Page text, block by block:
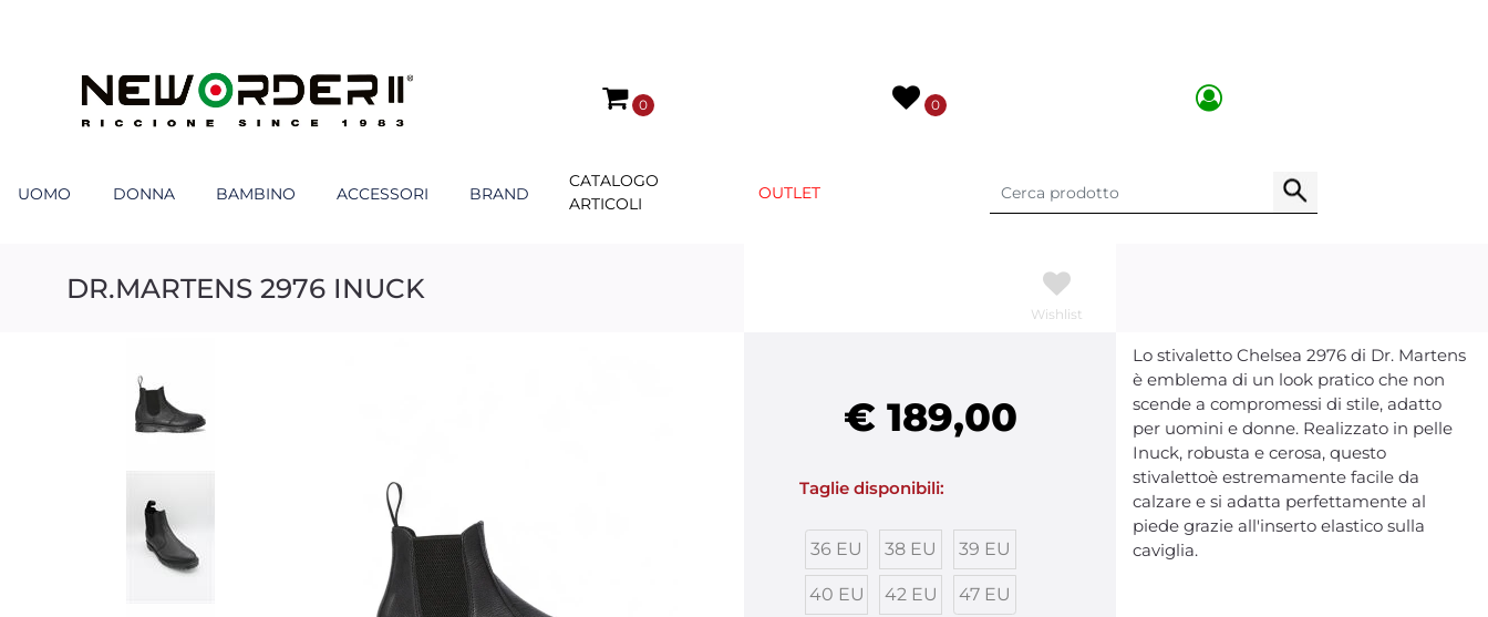
0 0
UOMO DONNA BAMBINO ACCESSORI BRAND
CATALOGO
ARTICOLI
OUTLET
DR.MARTENS 2976 INUCK
Wishlist
€ 189,00
Taglie disponibili:
36 EU 38 EU 39 EU
40 EU 42 EU 47 EU
Lo stivaletto Chelsea 2976 di Dr. Martens
è emblema di un look pratico che non
scende a compromessi di stile, adatto
per uomini e donne. Realizzato in pelle
Inuck, robusta e cerosa, questo
stivalettoè estremamente facile da
calzare e si adatta perfettamente al
piede grazie all'inserto elastico sulla
caviglia.